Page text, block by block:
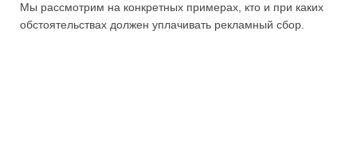
Мы рассмотрим на конкретных примерах, кто и при каких
обстоятельствах должен уплачивать рекламный сбор.